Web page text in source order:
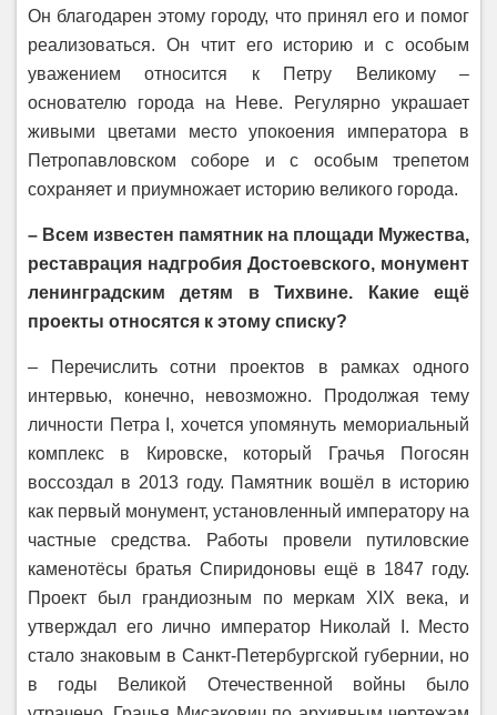
Он благодарен этому городу, что принял его и помог
реализоваться. Он чтит его историю и с особым
уважением относится к Петру Великому –
основателю города на Неве. Регулярно украшает
живыми цветами место упокоения императора в
Петропавловском соборе и с особым трепетом
сохраняет и приумножает историю великого города.
– Всем известен памятник на площади Мужества,
реставрация надгробия Достоевского, монумент
ленинградским детям в Тихвине. Какие ещё
проекты относятся к этому списку?
– Перечислить сотни проектов в рамках одного
интервью, конечно, невозможно. Продолжая тему
личности Петра I, хочется упомянуть мемориальный
комплекс в Кировске, который Грачья Погосян
воссоздал в 2013 году. Памятник вошёл в историю
как первый монумент, установленный императору на
частные средства. Работы провели путиловские
каменотёсы братья Спиридоновы ещё в 1847 году.
Проект был грандиозным по меркам XIX века, и
утверждал его лично император Николай І. Место
стало знаковым в Санкт-Петербургской губернии, но
в годы Великой Отечественной войны было